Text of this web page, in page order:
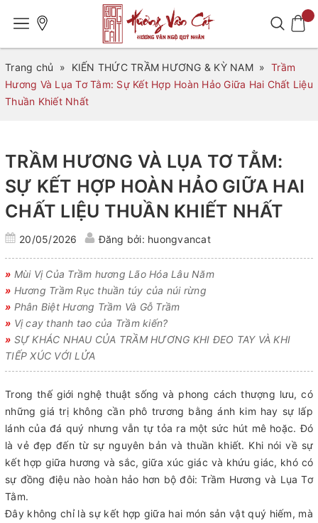
Trang chủ » KIẾN THỨC TRẦM HƯƠNG & KỲ NAM » Trầm
Hương Và Lụa Tơ Tằm: Sự Kết Hợp Hoàn Hảo Giữa Hai Chất Liệu
Thuần Khiết Nhất
TRẦM HƯƠNG VÀ LỤA TƠ TẰM:
SỰ KẾT HỢP HOÀN HẢO GIỮA HAI
CHẤT LIỆU THUẦN KHIẾT NHẤT
20/05/2026 Đăng bởi: huongvancat
» Mùi Vị Của Trầm hương Lão Hóa Lâu Năm
» Hương Trầm Rục thuần túy của núi rừng
» Phân Biệt Hương Trầm Và Gỗ Trầm
» Vị cay thanh tao của Trầm kiến?
» SỰ KHÁC NHAU CỦA TRẦM HƯƠNG KHI ĐEO TAY VÀ KHI
TIẾP XÚC VỚI LỬA
Trong thế giới nghệ thuật sống và phong cách thượng lưu, có
những giá trị không cần phô trương bằng ánh kim hay sự lấp
lánh của đá quý nhưng vẫn tự tỏa ra một sức hút mê hoặc. Đó
là vẻ đẹp đến từ sự nguyên bản và thuần khiết. Khi nói về sự
kết hợp giữa hương và sắc, giữa xúc giác và khứu giác, khó có
sự đồng điệu nào hoàn hảo hơn bộ đôi: Trầm Hương và Lụa Tơ
Tằm.
Đây không chỉ là sự kết hợp giữa hai món sản vật quý hiếm, mà